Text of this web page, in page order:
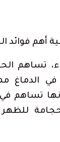
أهم
تساهم
في
تساهم